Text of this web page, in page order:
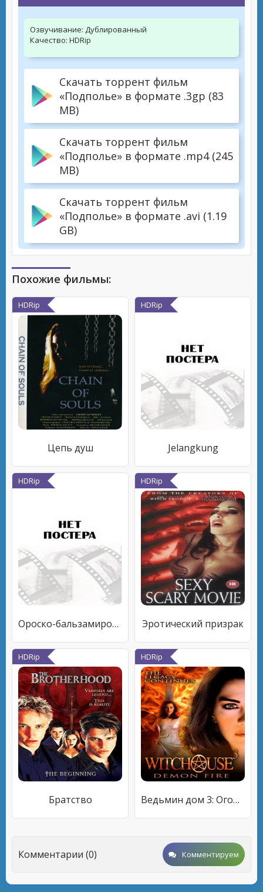
Озвучивание: Дублированный
Качество: HDRip
Скачать торрент фильм
«Подполье» в формате .3gp (83
MB)
Скачать торрент фильм
«Подполье» в формате .mp4 (245
MB)
Скачать торрент фильм
«Подполье» в формате .avi (1.19
GB)
Похожие фильмы:
HDRip
Цепь душ
HDRip
Jelangkung
HDRip
Ороско-бальзамировщик
HDRip
Эротический призрак
HDRip
Братство
HDRip
Ведьмин дом 3: Огонь демона
Комментарии (0) Комментируем